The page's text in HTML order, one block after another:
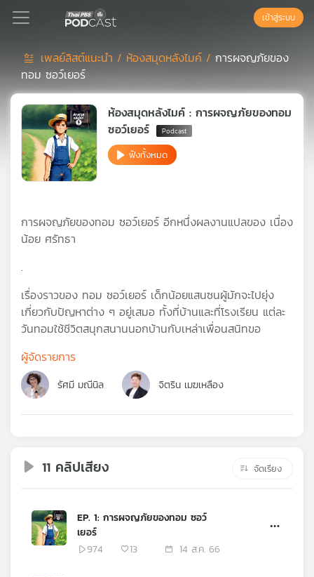
Podcast
เพล
สต์
เพล
สต์
ของ
คุณ
เพลง
ข่าว
กิจกรรม
เข้าสู่ระบบ
เพลย์ลิสต์แนะนำ / ห้องสมุดหลังไมค์ /การผจญภัยของ
ทอม ซอว์เยอร์
ห้องสมุดหลังไมค์ : การผจญภัยของทอม
ซอว์เยอร์
ฟังทั้งหมด
การผจญภัยของทอม ซอว์เยอร์ อีกหนึ่งผลงานแปลของ เนื่อง
น้อย ศรัทธา
.
เรื่องราวของ ทอม ซอว์เยอร์ เด็กน้อยแสนซนผู้มักจะไปยุ่ง
เกี่ยวกับปัญหาต่าง ๆ อยู่เสมอ ทั้งที่บ้านและที่โรงเรียน แต่ละ
วันทอมใช้ชีวิตสนุกสนานนอกบ้านกับเหล่าเพื่อนสนิทขอ
ผู้จัดรายการ
รัศมี มณีนิล จิตริน เมฆเหลือง
11 คลิปเสียง จัดเรียง
EP. 1: การผจญภัยของทอม ซอว์
เยอร์
974
13 14 ส.ค. 66